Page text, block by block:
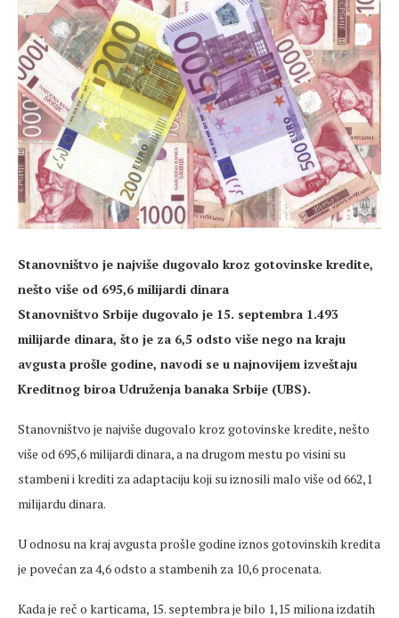
Stanovništvo je najviše dugovalo kroz gotovinske kredite,
nešto više od 695,6 milijardi dinara
Stanovništvo Srbije dugovalo je 15. septembra 1.493
milijarde dinara, što je za 6,5 odsto više nego na kraju
avgusta prošle godine, navodi se u najnovijem izveštaju
Kreditnog biroa Udruženja banaka Srbije (UBS).
Stanovništvo je najviše dugovalo kroz gotovinske kredite, nešto
više od 695,6 milijardi dinara, a na drugom mestu po visini su
stambeni i krediti za adaptaciju koji su iznosili malo više od 662,1
milijardu dinara.
U odnosu na kraj avgusta prošle godine iznos gotovinskih kredita
je povećan za 4,6 odsto a stambenih za 10,6 procenata.
Kada je reč o karticama, 15. septembra je bilo 1,15 miliona izdatih